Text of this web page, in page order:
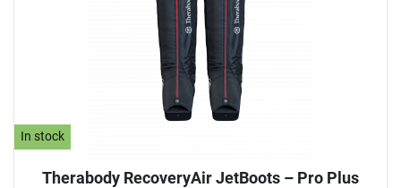
In stock
Therabody RecoveryAir JetBoots – Pro Plus